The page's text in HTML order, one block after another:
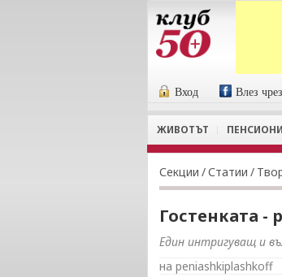
Вход Влез
ЖИВОТЪТ
Секции /Статии /
Гостенката -
Един интригуващ и
на peniashkiplashkoff